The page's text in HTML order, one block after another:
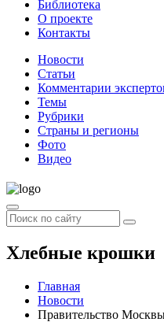
Библиотека
О проекте
Контакты
Новости
Статьи
Комментарии
Темы
Рубрики
Страны и регионы
Фото
Видео
Хлебные крошки
Главная
Новости
Правительство